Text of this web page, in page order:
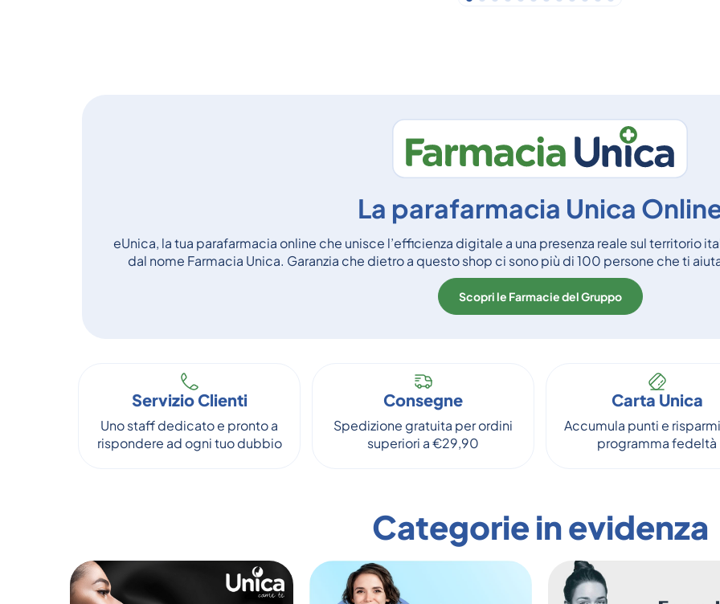
La parafarmacia Unica
eUnica, la tua parafarmacia online che unisce l’efficienza digitale a una presenza reale sul territorio
dal nome Farmacia Unica. Garanzia che dietro a questo shop ci sono più di 100 persone che ti
Scopri le Farmacie del Gruppo
Servizio Clienti
Uno staff dedicato e pronto a
rispondere ad ogni tuo dubbio
Consegne
Spedizione gratuita per ordini
superiori a €29,90
Carta Unica
Accumula punti e
programma fedeltà
Categorie in evidenza